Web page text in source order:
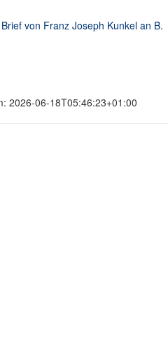
Brief von Franz Joseph Kunkel an B.
2026-06-18T05:46:23+01:00